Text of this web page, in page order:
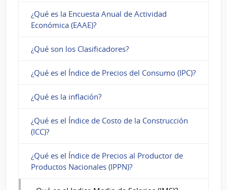
¿Qué es la Encuesta Anual de Actividad
Económica (EAAE)?
¿Qué son los Clasificadores?
¿Qué es el Índice de Precios del Consumo (IPC)?
¿Qué es la inflación?
¿Qué es el Índice de Costo de la Construcción
(ICC)?
¿Qué es el Índice de Precios al Productor de
Productos Nacionales (IPPN)?